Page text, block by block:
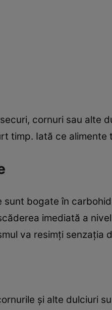
cornuri sau alte
timp. Iată ce
sunt bogate în
imediată a
va resimți senzația
și alte dulciuri